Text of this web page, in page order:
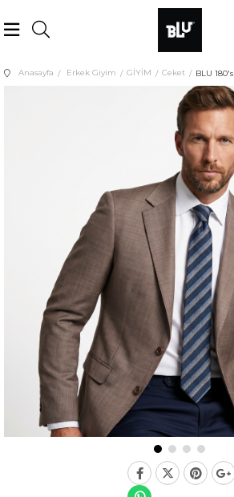
Anasayfa Erkek Giyim GİYİM Ceket